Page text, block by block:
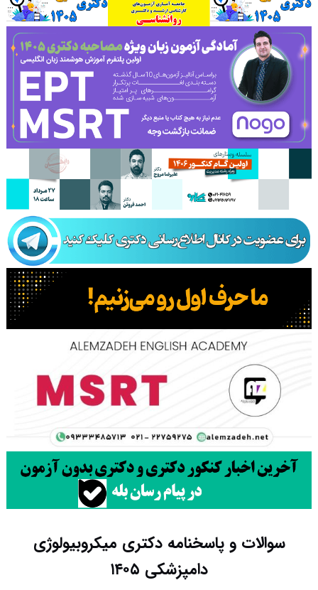
سوالات و پاسخنامه دکتری میکروبیولوژی
دامپزشکی ۱۴۰۵